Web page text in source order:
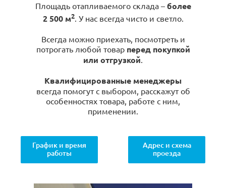
Площадь отапливаемого склада – более
2 500 м2. У нас всегда чисто и светло.
Всегда можно приехать, посмотреть и
потрогать любой товар перед покупкой
или отгрузкой.
Квалифицированные менеджеры
всегда помогут с выбором, расскажут об
особенностях товара, работе с ним,
применении.
График и время
работы
Адрес и схема
проезда